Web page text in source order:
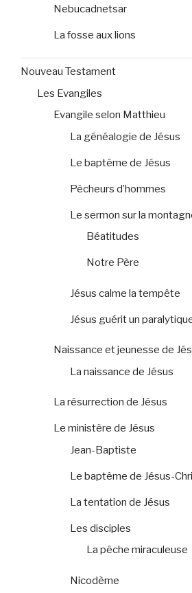
Nebucadnetsar
La fosse aux lions
Nouveau Testament
Les Evangiles
Evangile selon Matthieu
La généalogie de Jésus
Le baptême de Jésus
Pêcheurs d’hommes
Le sermon sur la
Béatitudes
Notre Père
Jésus calme la tempête
Jésus guérit un
Naissance et jeunesse de
La naissance de Jésus
La résurrection de Jésus
Le ministère de Jésus
Jean-Baptiste
Le baptême de Jésus-
La tentation de Jésus
Les disciples
La pêche miraculeuse
Nicodème